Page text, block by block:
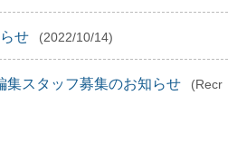
せ (2022/10/14)
集スタッフ募集のお知らせ
(Recr